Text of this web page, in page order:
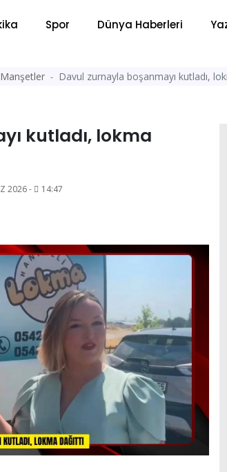
Spor Dünya Haberleri
Manşetler Davul zurnayla boşanmayı kutladı,
kutladı, lokma
2026 - 14:47